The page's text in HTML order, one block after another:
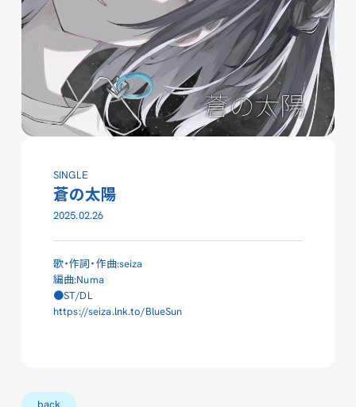
SINGLE
蒼の太陽
2025.02.26
歌・作詞・作曲:seiza
編曲:Numa
●ST/DL
https://seiza.lnk.to/BlueSun